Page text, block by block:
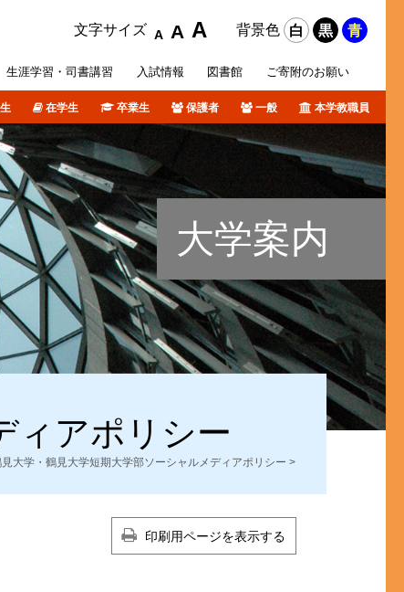
文字サイズ A A A 背景色 白 黒 青
生涯学習・司書講習 入試情報 図書館 ご寄附のお願い
ポリシー等 個人情報について
ポート 障がい学生支援 課外活動
各種データ 卒業生の皆さんへ
短期大学部入試概要
TSURUMI CHANNEL
SNS
リジナルホームページ 図書館ブログ
在学生 卒業生 保護者 一般 本学教職員
大学案内
ィアポリシー
見大学・鶴見大学短期大学部ソーシャルメディアポリシー >
印刷用ページを表示する